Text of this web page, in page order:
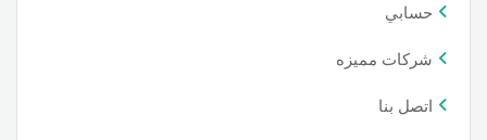
حسابي
شركات مميزه
اتصل بنا